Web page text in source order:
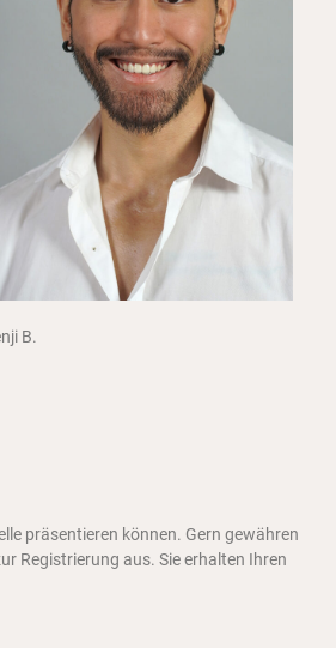
B.
präsentieren können. Gern gewähren
Registrierung aus. Sie erhalten Ihren